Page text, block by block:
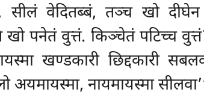
वेदितब्बं, तञ्च खो दीघेन
खो पनेतं वुत्तं. किञ्चेतं पटिच्च
खण्डकारी छिद्दकारी
अयमायस्मा, नायमायस्मा